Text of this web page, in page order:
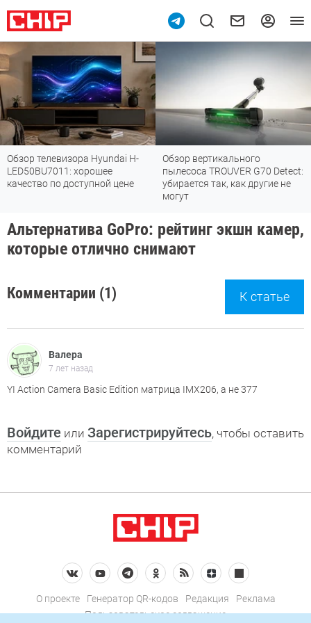
Обзор телевизора Hyundai H-
LED50BU7011: хорошее
качество по доступной цене
Обзор вертикального
пылесоса TROUVER G70 Detect:
убирается так, как другие не
могут
Альтернатива GoPro: рейтинг экшн камер,
которые отлично снимают
Комментарии (1) К статье
Валера
7 лет назад
YI Action Camera Basic Edition матрица IMX206, а не 377
Войдите или Зарегистрируйтесь, чтобы оставить
комментарий
О проекте Генератор QR-кодов Редакция
Реклама
Пользовательское соглашение